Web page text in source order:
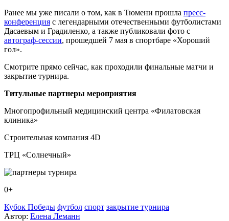
Ранее мы уже писали о том, как в Тюмени прошла пресс-
конференция с легендарными отечественными футболистами
Дасаевым и Градиленко, а также публиковали фото с
автограф-сессии, прошедшей 7 мая в спортбаре «Хороший
гол».
Смотрите прямо сейчас, как проходили финальные матчи и
закрытие турнира.
Титульные партнеры мероприятия
Многопрофильный медицинский центра «Филатовская
клиника»
Строительная компания 4D
ТРЦ «Солнечный»
0+
Кубок Победы футбол спорт закрытие турнира
Автор: Елена Леманн